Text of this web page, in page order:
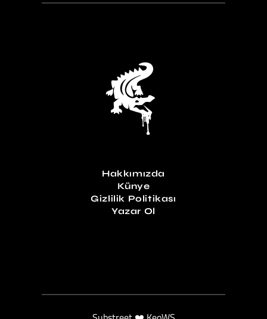
Hakkımızda
Künye
Gizlilik Politikası
Yazar Ol